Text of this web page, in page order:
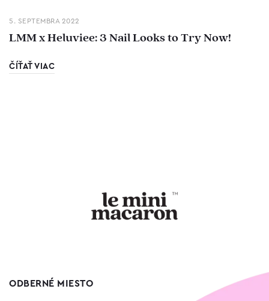
5. SEPTEMBRA 2022
LMM x Heluviee: 3 Nail Looks to Try Now!
ČÍŤAŤ VIAC
ODBERNÉ MIESTO